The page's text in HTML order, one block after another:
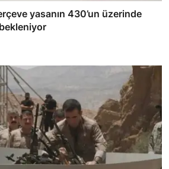
yasanın 430’un üzerinde